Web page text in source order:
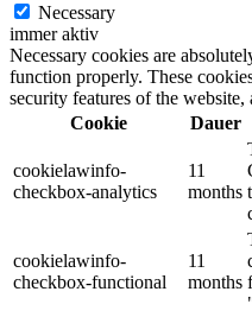
Necessary
immer aktiv
Necessary cookies are
function properly. These
security features of the website,
Cookie
Dauer
cookielawinfo-
checkbox-analytics
11
months
cookielawinfo-
checkbox-functional
11
months